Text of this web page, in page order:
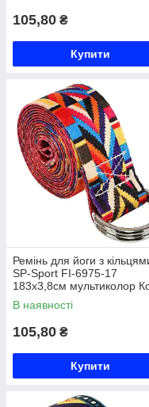
105,80 ₴
Купити
Ремінь для йоги з
SP-Sport FI-6975-17
183x3,8см мультиколор
FI-6975-17
В наявності
105,80 ₴
Купити